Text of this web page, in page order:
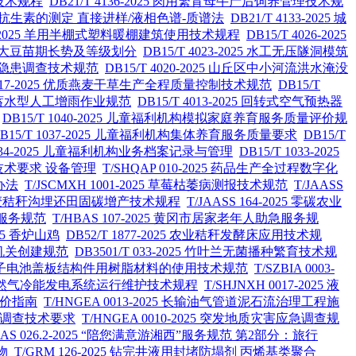
生素的测定 直接进样/液相色谱-质谱法 DB21/T 4133-2025 城
羊用半棚式塑料暖棚建筑使用技术规程 DB15/T 4026-2025
豆苗期长势及等级划分 DB15/T 4023-2025 水工无压隧洞模筑
患调查技术规范 DB15/T 4020-2025 山丘区中小河流洪水淹没
2025 优质燕麦干草生产全程质量控制技术规范 DB15/T
水型人工增雨作业规范 DB15/T 4013-2025 回转式空气预热器
DB15/T 1040-2025 儿童福利机构模拟家庭养育服务质量评价规
T 1037-2025 儿童福利机构集体养育服务质量要求 DB15/T
2025 儿童福利机构业务档案记录与管理 DB15/T 1033-2025
术要求 设备管理 T/SHQAP 010-2025 药品生产全过程数字化
法 T/JSCMXH 1001-2025 草莓枯萎病测报技术规范 T/JAASS
秸秆沟埋还田固碳增产技术规程 T/JAASS 164-2025 零碳农业
务规范 T/HBAS 107-2025 黄冈市居家老年人助急服务规
香炉山鸡 DB52/T 1877-2025 农业秸秆发酵床应用技术规
关创建规范 DB3501/T 033-2025 竹叶兰无菌播种繁育技术规
电池盖板结构件用树脂材料的使用技术规范 T/SZBIA 0003-
气冷能发电系统运行维护技术规程 T/SHJNXH 0017-2025 液
指南 T/HNGEA 0013-2025 长输油气管道泥石流治理工程施
查技术要求 T/HNGEA 0010-2025 突发地质灾害应急调查规
026.2-2025 “陪您满意游湘西”服务规范 第2部分：旅行
T/GRM 126-2025 钻完井液用封堵防塌剂 丙烯基类聚合